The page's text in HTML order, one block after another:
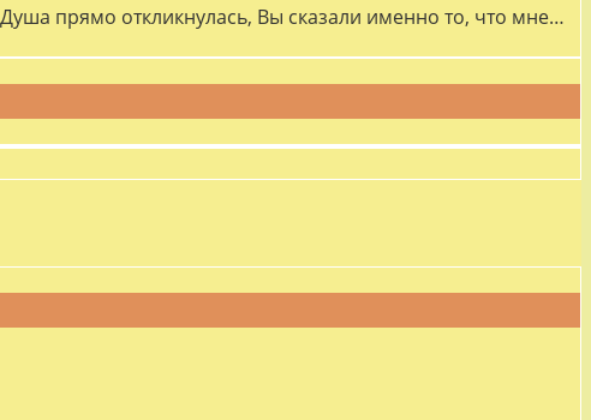
прямо откликнулась, Вы сказали именно то, что мне…